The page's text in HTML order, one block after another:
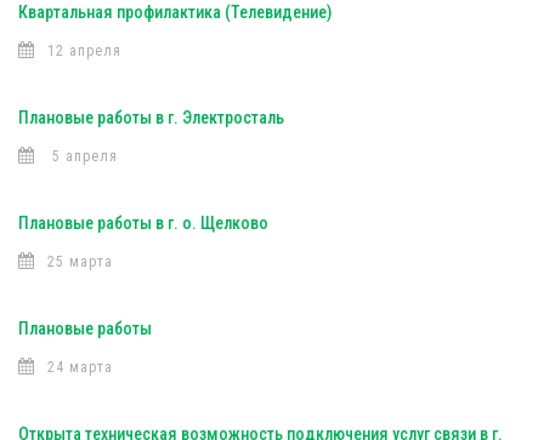
Квартальная профилактика (Телевидение)
12 апреля
Плановые работы в г. Электросталь
5 апреля
Плановые работы в г. о. Щелково
25 марта
Плановые работы
24 марта
Открыта техническая возможность подключения услуг связи в г.